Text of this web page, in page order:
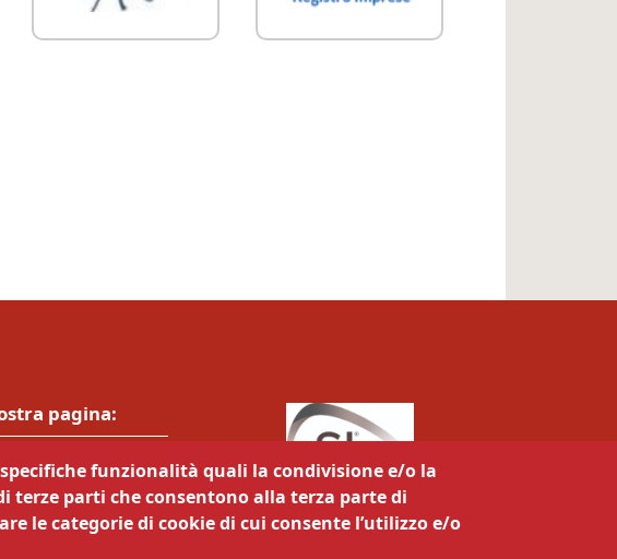
pagina:
funzionalità quali la condivisione e/o la
terze parti che consentono alla terza parte di
le categorie di cookie di cui consente l’utilizzo e/o